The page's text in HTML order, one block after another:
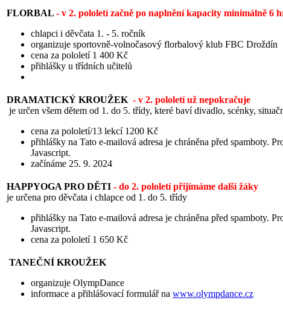
FLORBAL - v 2. pololetí začně po naplnění kapacity minimálně 6
chlapci i děvčata 1. - 5. ročník
organizuje sportovně-volnočasový florbalový klub FBC Droždín
cena za pololetí 1 400 Kč
přihlášky u třídních učitelů
DRAMATICKÝ KROUŽEK - v 2. pololetí už nepokračuje
je určen všem dětem od 1. do 5. třídy, které baví divadlo, scénky,
cena za pololetí/13 lekcí 1200 Kč
přihlášky na Tato e-mailová adresa je chráněna před spamboty.
Javascript.
začínáme 25. 9. 2024
HAPPYOGA PRO DĚTI - do 2. pololetí přijímáme další žáky
je určena pro děvčata i chlapce od 1. do 5. třídy
přihlášky na Tato e-mailová adresa je chráněna před spamboty.
Javascript.
cena za pololetí 1 650 Kč
TANEČNÍ KROUŽEK
organizuje OlympDance
informace a přihlášovací formulář na www.olympdance.cz